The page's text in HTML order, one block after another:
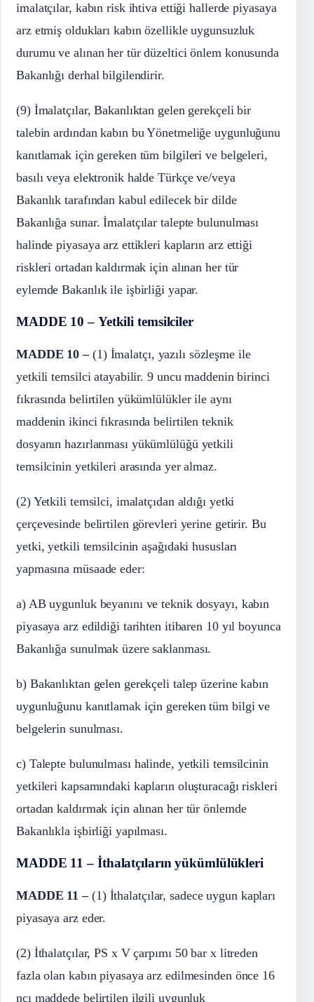
imalatçılar, kabın risk ihtiva ettiği hallerde piyasaya
arz etmiş oldukları kabın özellikle uygunsuzluk
durumu ve alınan her tür düzeltici önlem konusunda
Bakanlığı derhal bilgilendirir.
(9) İmalatçılar, Bakanlıktan gelen gerekçeli bir
talebin ardından kabın bu Yönetmeliğe uygunluğunu
kanıtlamak için gereken tüm bilgileri ve belgeleri,
basılı veya elektronik halde Türkçe ve/veya
Bakanlık tarafından kabul edilecek bir dilde
Bakanlığa sunar. İmalatçılar talepte bulunulması
halinde piyasaya arz ettikleri kapların arz ettiği
riskleri ortadan kaldırmak için alınan her tür
eylemde Bakanlık ile işbirliği yapar.
MADDE 10 – Yetkili temsilciler
MADDE 10 –(1) İmalatçı, yazılı sözleşme ile
yetkili temsilci atayabilir. 9 uncu maddenin birinci
fıkrasında belirtilen yükümlülükler ile aynı
maddenin ikinci fıkrasında belirtilen teknik
dosyanın hazırlanması yükümlülüğü yetkili
temsilcinin yetkileri arasında yer almaz.
(2) Yetkili temsilci, imalatçıdan aldığı yetki
çerçevesinde belirtilen görevleri yerine getirir. Bu
yetki, yetkili temsilcinin aşağıdaki hususları
yapmasına müsaade eder:
a) AB uygunluk beyanını ve teknik dosyayı, kabın
piyasaya arz edildiği tarihten itibaren 10 yıl boyunca
Bakanlığa sunulmak üzere saklanması.
b) Bakanlıktan gelen gerekçeli talep üzerine kabın
uygunluğunu kanıtlamak için gereken tüm bilgi ve
belgelerin sunulması.
c) Talepte bulunulması halinde, yetkili temsilcinin
yetkileri kapsamındaki kapların oluşturacağı riskleri
ortadan kaldırmak için alınan her tür önlemde
Bakanlıkla işbirliği yapılması.
MADDE 11 – İthalatçıların yükümlülükleri
MADDE 11 –(1) İthalatçılar, sadece uygun kapları
piyasaya arz eder.
(2) İthalatçılar, PS x V çarpımı 50 bar x litreden
fazla olan kabın piyasaya arz edilmesinden önce 16
ncı maddede belirtilen ilgili uygunluk